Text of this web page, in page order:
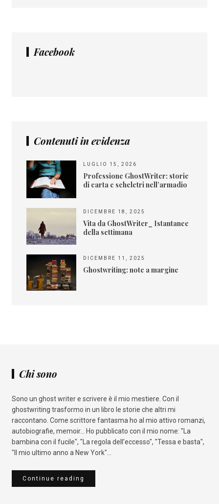
Facebook
Contenuti in evidenza
LUGLIO 15, 2026
Professione GhostWriter: storie
di carta e scheletri nell’armadio
DICEMBRE 18, 2025
Vita da GhostWriter_ Istantanee
della settimana
DICEMBRE 11, 2025
Ghostwriting: note a margine
Chi sono
Sono un ghost writer e scrivere è il mio mestiere. Con il
ghostwriting trasformo in un libro le storie che altri mi
raccontano. Come scrittore fantasma ho al mio attivo romanzi,
autobiografie, memoir... Ho pubblicato con il mio nome: "La
bambina con il fucile", "La regola dell’eccesso", "Tessa e basta",
"Il mio ultimo anno a New York"...
Continue reading